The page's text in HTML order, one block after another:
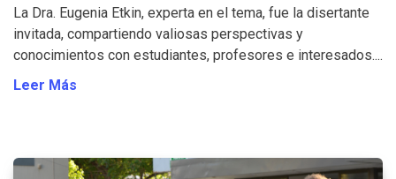
La Dra. Eugenia Etkin, experta en el tema, fue la disertante
invitada, compartiendo valiosas perspectivas y
conocimientos con estudiantes, profesores e interesados....
Leer Más